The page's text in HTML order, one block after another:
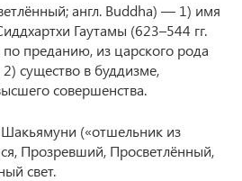
англ. Buddha) — 1) имя
Гаутамы (623–544 гг.
преданию, из царского рода
существо в буддизме,
совершенства.
(«отшельник из
Прозревший, Просветлённый,
свет.